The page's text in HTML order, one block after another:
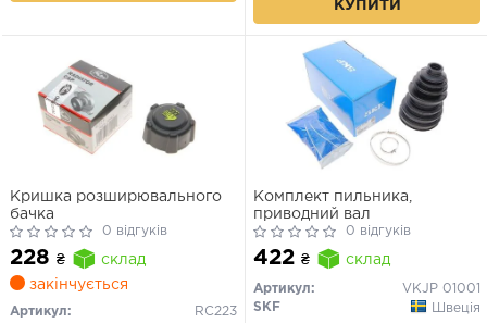
КУПИТИ
Кришка розширювального
бачка
0 відгуків
228 ₴
склад
закінчується
Артикул:
RC223
Комплект пильника,
приводний вал
0 відгуків
422 ₴ склад
Артикул:
VKJP 01001
SKF
Швеція